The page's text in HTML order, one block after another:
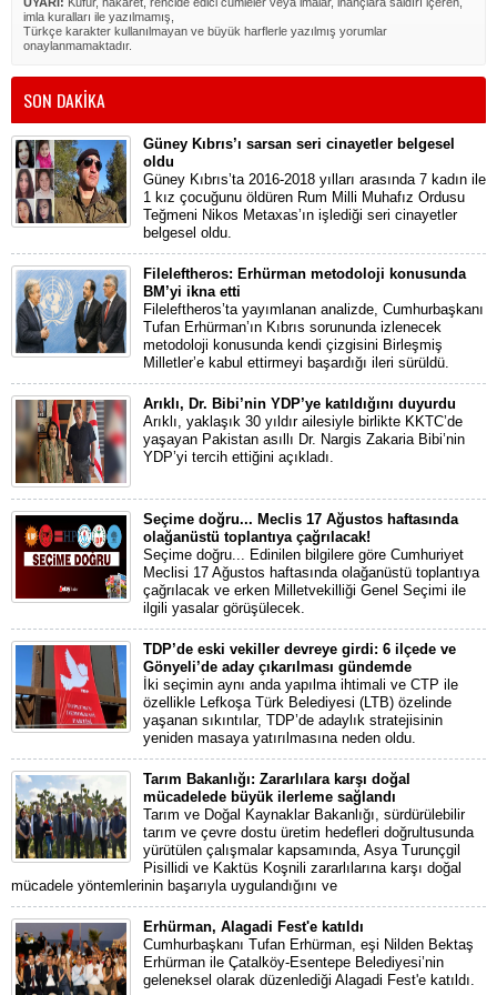
imla kuralları ile yazılmamış,
Türkçe karakter kullanılmayan ve büyük harflerle yazılmış yorumlar
onaylanmamaktadır.
SON DAKİKA
Güney Kıbrıs’ı sarsan seri cinayetler belgesel
oldu
Güney Kıbrıs’ta 2016-2018 yılları arasında 7 kadın ile
1 kız çocuğunu öldüren Rum Milli Muhafız Ordusu
Teğmeni Nikos Metaxas’ın işlediği seri cinayetler
belgesel oldu.
Fileleftheros: Erhürman metodoloji konusunda
BM’yi ikna etti
Fileleftheros’ta yayımlanan analizde, Cumhurbaşkanı
Tufan Erhürman’ın Kıbrıs sorununda izlenecek
metodoloji konusunda kendi çizgisini Birleşmiş
Milletler’e kabul ettirmeyi başardığı ileri sürüldü.
Arıklı, Dr. Bibi’nin YDP’ye katıldığını duyurdu
Arıklı, yaklaşık 30 yıldır ailesiyle birlikte KKTC’de
yaşayan Pakistan asıllı Dr. Nargis Zakaria Bibi’nin
YDP’yi tercih ettiğini açıkladı.
Seçime doğru... Meclis 17 Ağustos haftasında
olağanüstü toplantıya çağrılacak!
Seçime doğru... Edinilen bilgilere göre Cumhuriyet
Meclisi 17 Ağustos haftasında olağanüstü toplantıya
çağrılacak ve erken Milletvekilliği Genel Seçimi ile
ilgili yasalar görüşülecek.
TDP’de eski vekiller devreye girdi: 6 ilçede ve
Gönyeli’de aday çıkarılması gündemde
İki seçimin aynı anda yapılma ihtimali ve CTP ile
özellikle Lefkoşa Türk Belediyesi (LTB) özelinde
yaşanan sıkıntılar, TDP’de adaylık stratejisinin
yeniden masaya yatırılmasına neden oldu.
Tarım Bakanlığı: Zararlılara karşı doğal
mücadelede büyük ilerleme sağlandı
Tarım ve Doğal Kaynaklar Bakanlığı, sürdürülebilir
tarım ve çevre dostu üretim hedefleri doğrultusunda
yürütülen çalışmalar kapsamında, Asya Turunçgil
Pisillidi ve Kaktüs Koşnili zararlılarına karşı doğal
mücadele yöntemlerinin başarıyla uygulandığını ve
Erhürman, Alagadi Fest'e katıldı
Cumhurbaşkanı Tufan Erhürman, eşi Nilden Bektaş
Erhürman ile Çatalköy-Esentepe Belediyesi’nin
geleneksel olarak düzenlediği Alagadi Fest'e katıldı.